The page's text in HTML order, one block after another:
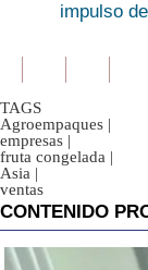
impulso
TAGS
Agroempaques |
empresas |
fruta congelada |
Asia |
ventas